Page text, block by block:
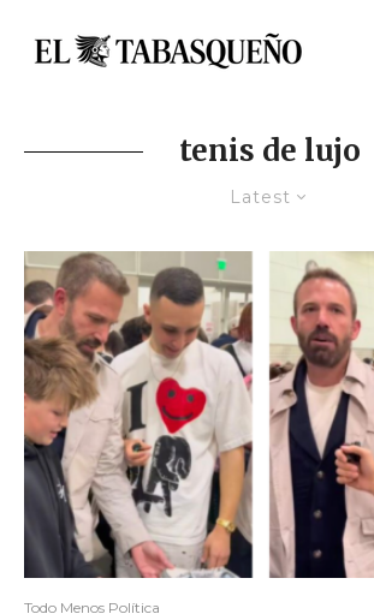
tenis de lujo
Latest
Todo Menos Política